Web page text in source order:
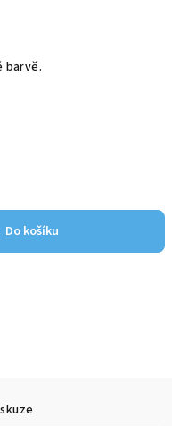
barvě.
Do košíku